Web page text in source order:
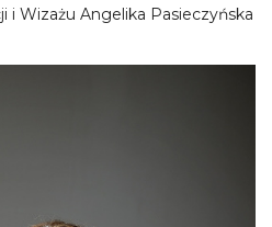
i Wizażu Angelika Pasieczyńska